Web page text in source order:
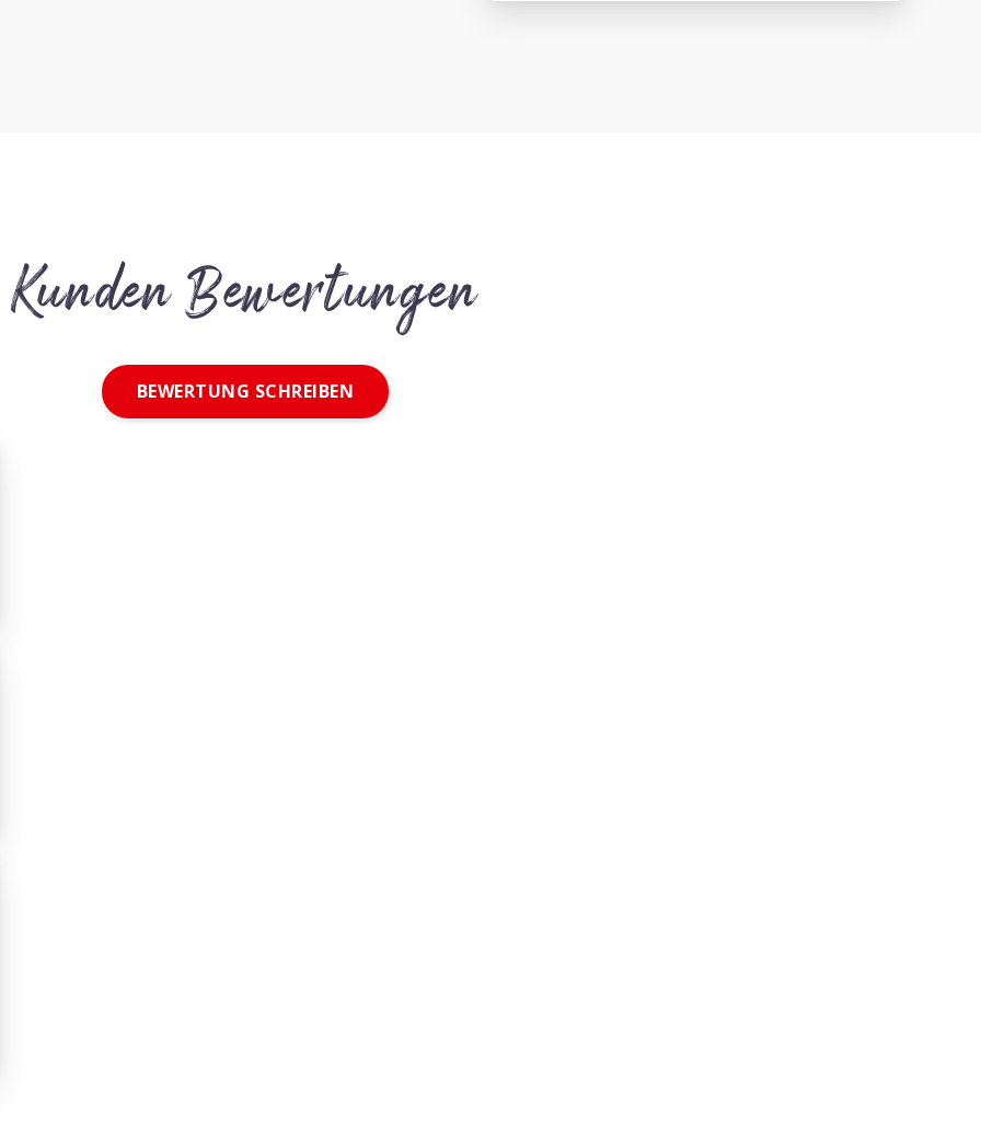
Kunden Bewertungen
BEWERTUNG SCHREIBEN